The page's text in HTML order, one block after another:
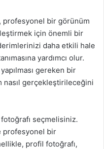
profesyonel bir görünüm
için önemli bir
daha etkili hale
yardımcı olur.
gereken bir
nasıl gerçekleştirileceğini
seçmelisiniz.
profesyonel bir
profil fotoğrafı,